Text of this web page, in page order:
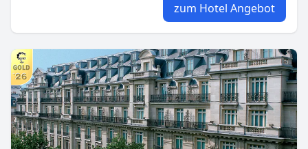
zum Hotel Angebot